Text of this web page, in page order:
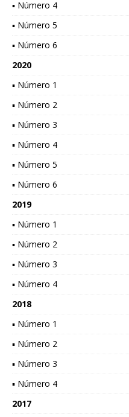
▪ Número 4
▪ Número 5
▪ Número 6
2020
▪ Número 1
▪ Número 2
▪ Número 3
▪ Número 4
▪ Número 5
▪ Número 6
2019
▪ Número 1
▪ Número 2
▪ Número 3
▪ Número 4
2018
▪ Número 1
▪ Número 2
▪ Número 3
▪ Número 4
2017